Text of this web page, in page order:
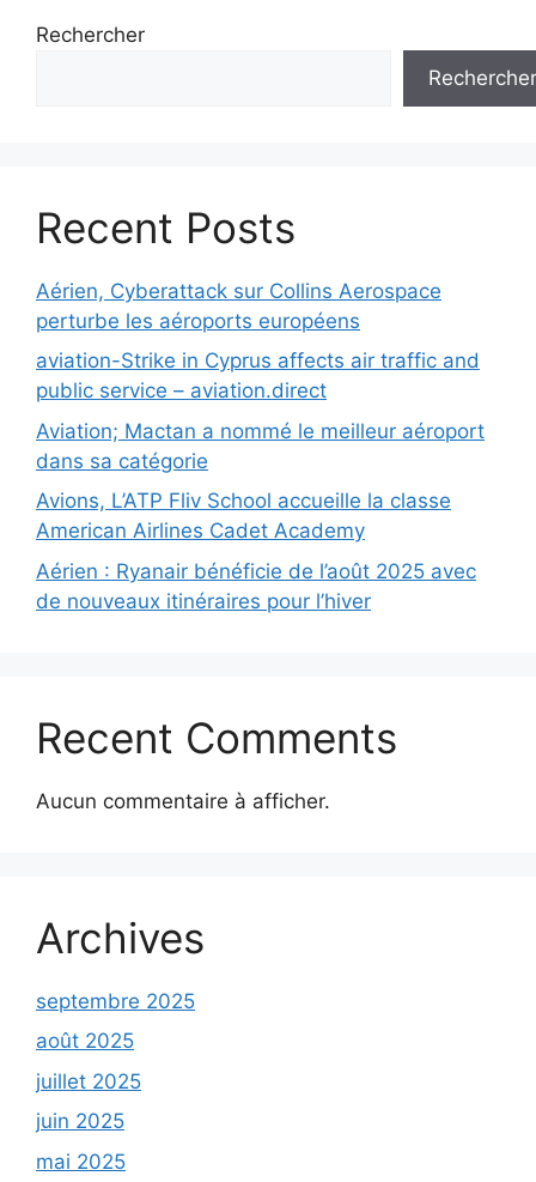
Rechercher
Rechercher
Recent Posts
Aérien, Cyberattack sur Collins Aerospace
perturbe les aéroports européens
aviation-Strike in Cyprus affects air traffic and
public service – aviation.direct
Aviation; Mactan a nommé le meilleur aéroport
dans sa catégorie
Avions, L’ATP Fliv School accueille la classe
American Airlines Cadet Academy
Aérien : Ryanair bénéficie de l’août 2025 avec
de nouveaux itinéraires pour l’hiver
Recent Comments
Aucun commentaire à afficher.
Archives
septembre 2025
août 2025
juillet 2025
juin 2025
mai 2025